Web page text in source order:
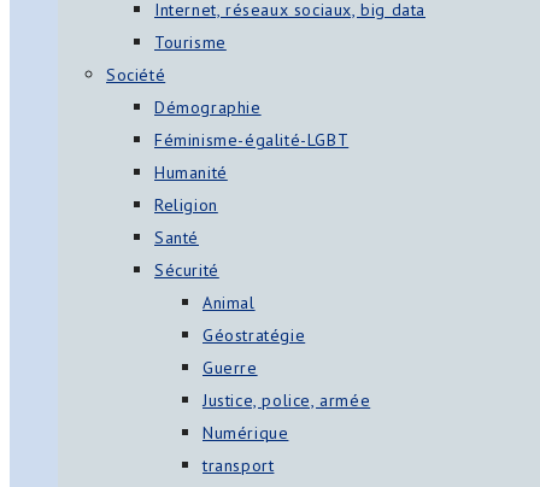
Internet, réseaux sociaux, big data
Tourisme
Société
Démographie
Féminisme-égalité-LGBT
Humanité
Religion
Santé
Sécurité
Animal
Géostratégie
Guerre
Justice, police, armée
Numérique
transport